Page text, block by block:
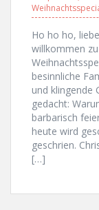
Ho ho ho,
willkommen
besinnliche
und klingende
gedacht:
barbarisch
heute wird
geschrien.
[…]